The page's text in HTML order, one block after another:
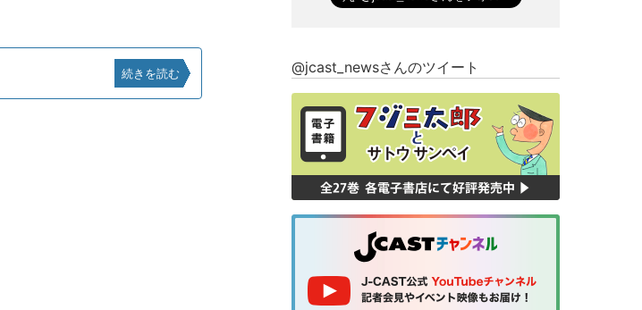
続きを読む @jcast_newsさんのツイート